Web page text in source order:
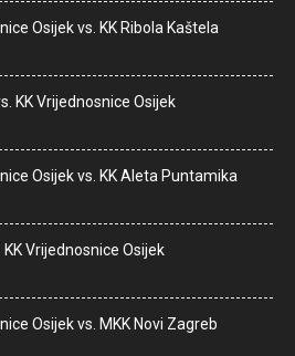
Osijek vs. KK Ribola Kaštela
KK Vrijednosnice Osijek
Osijek vs. KK Aleta Puntamika
KK Vrijednosnice Osijek
Osijek vs. MKK Novi Zagreb